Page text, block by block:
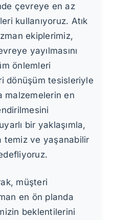
çevreye en az
kullanıyoruz. Atık
ekiplerimiz,
yayılmasını
önlemleri
dönüşüm tesisleriyle
malzemelerin en
bir yaklaşımla,
temiz ve yaşanabilir
müşteri
en ön planda
beklentilerini